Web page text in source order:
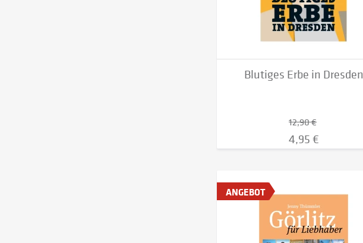
Blutiges Erbe in Dresden
12,90 €
4,95 €
ANGEBOT